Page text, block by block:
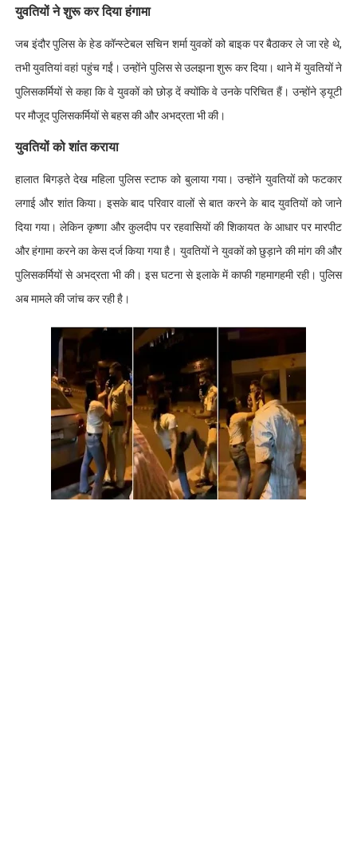
युवतियों ने शुरू कर दिया हंगामा
जब इंदौर पुलिस के हेड कॉन्स्टेबल सचिन शर्मा युवकों को बाइक पर बैठाकर ले जा रहे थे,
तभी युवतियां वहां पहुंच गईं। उन्होंने पुलिस से उलझना शुरू कर दिया। थाने में युवतियों ने
पुलिसकर्मियों से कहा कि वे युवकों को छोड़ दें क्योंकि वे उनके परिचित हैं। उन्होंने ड्यूटी
पर मौजूद पुलिसकर्मियों से बहस की और अभद्रता भी की।
युवतियों को शांत कराया
हालात बिगड़ते देख महिला पुलिस स्टाफ को बुलाया गया। उन्होंने युवतियों को फटकार
लगाई और शांत किया। इसके बाद परिवार वालों से बात करने के बाद युवतियों को जाने
दिया गया। लेकिन कृष्णा और कुलदीप पर रहवासियों की शिकायत के आधार पर मारपीट
और हंगामा करने का केस दर्ज किया गया है। युवतियों ने युवकों को छुड़ाने की मांग की और
पुलिसकर्मियों से अभद्रता भी की। इस घटना से इलाके में काफी गहमागहमी रही। पुलिस
अब मामले की जांच कर रही है।